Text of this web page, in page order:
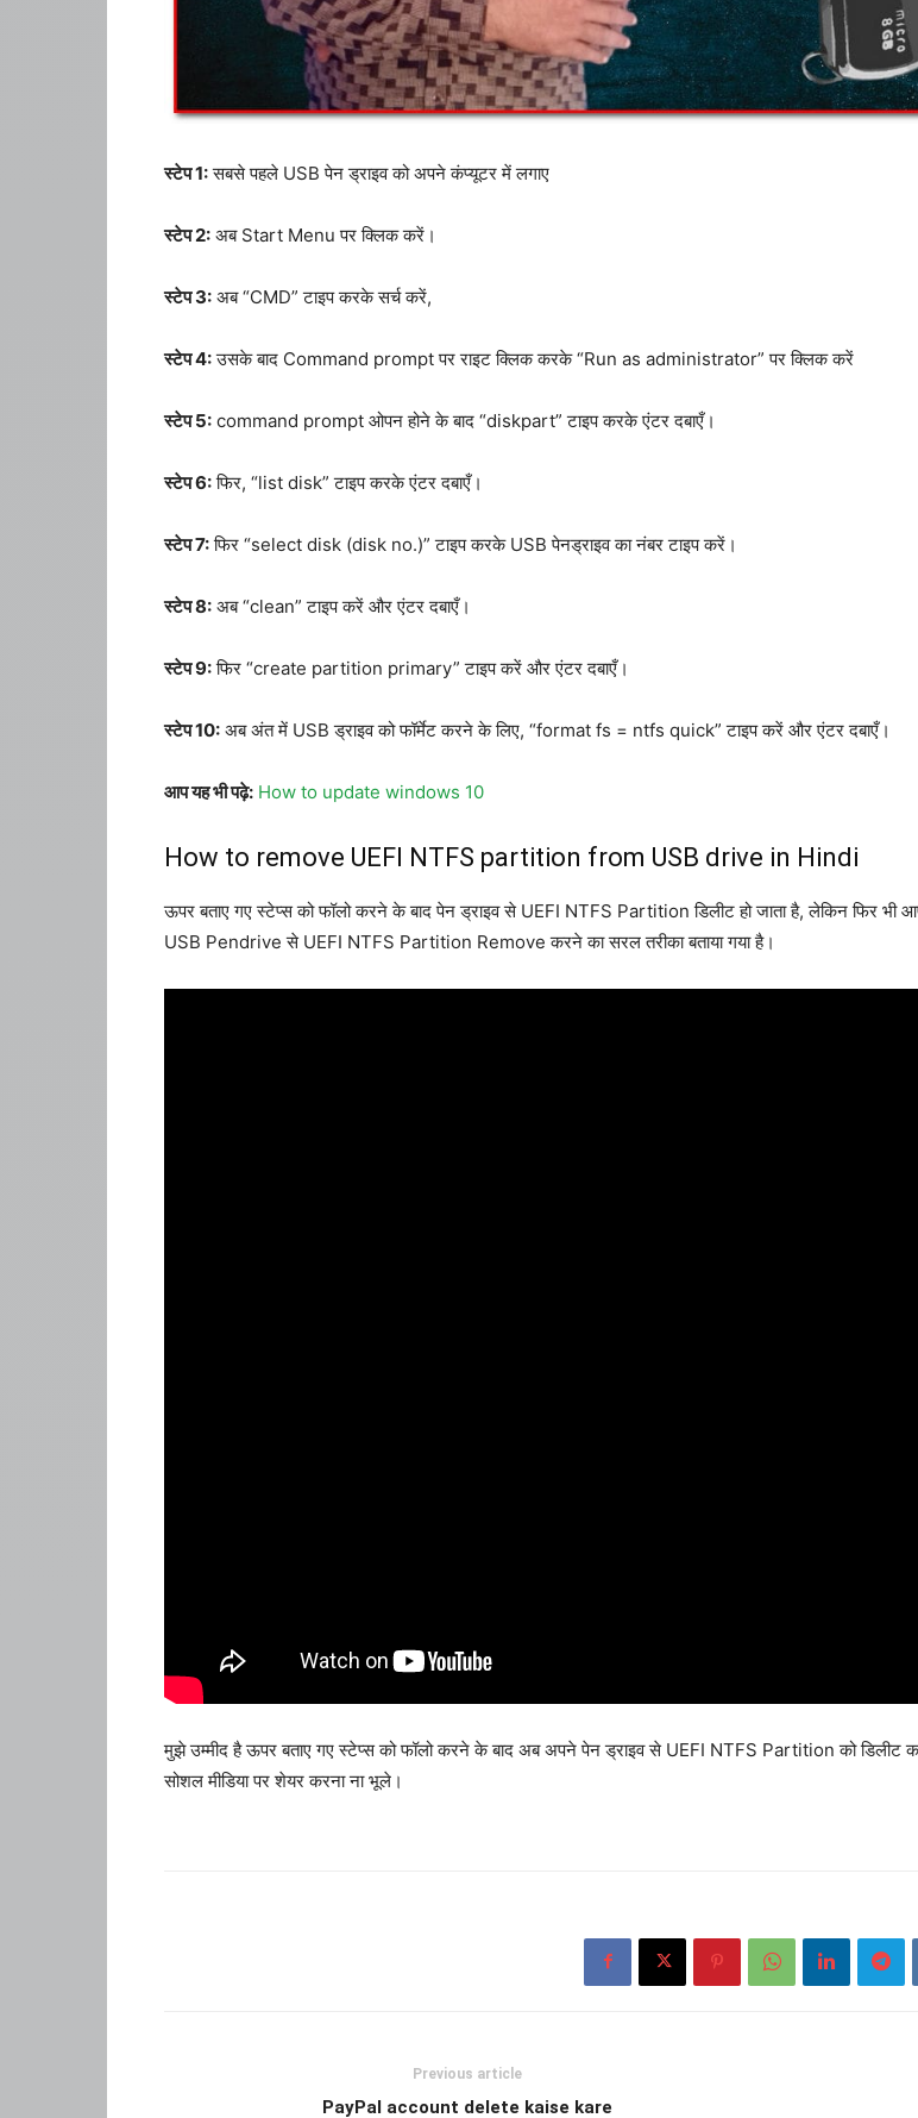
स्टेप 1:सबसे पहले USB पेन ड्राइव को अपने कंप्यूटर में लगाए
स्टेप 2: अब Start Menu पर क्लिक करें।
स्टेप 3: अब “CMD” टाइप करके सर्च करें,
स्टेप 4:उसके बाद Command prompt पर राइट क्लिक करके “Run as administrator” पर क्लिक करें
स्टेप 5: command prompt ओपन होने के बाद “diskpart” टाइप करके एंटर दबाएँ।
स्टेप 6:फिर, “list disk” टाइप करके एंटर दबाएँ।
स्टेप 7:फिर “select disk (disk no.)” टाइप करके USB पेनड्राइव का नंबर टाइप करें।
स्टेप 8: अब “clean” टाइप करें और एंटर दबाएँ।
स्टेप 9:फिर “create partition primary” टाइप करें और एंटर दबाएँ।
स्टेप 10: अब अंत में USB ड्राइव को फॉर्मेट करने के लिए, “format fs = ntfs quick” टाइप करें और एंटर दबाएँ।
आप यह भी पढ़े: How to update windows 10
How to remove UEFI NTFS partition from USB drive in Hindi
ऊपर बताए गए स्टेप्स को फॉलो करने के बाद पेन ड्राइव से UEFI NTFS Partition डिलीट हो जाता है, लेकिन फिर भी
USB Pendrive से UEFI NTFS Partition Remove करने का सरल तरीका बताया गया है।
मुझे उम्मीद है ऊपर बताए गए स्टेप्स को फॉलो करने के बाद अब अपने पेन ड्राइव से UEFI NTFS Partition को डिलीट कर
सोशल मीडिया पर शेयर करना ना भूले।
Previous article
PayPal account delete kaise kare